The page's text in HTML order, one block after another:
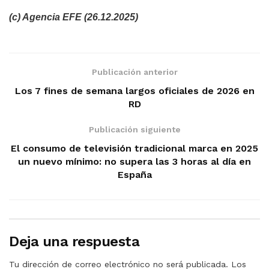
(c) Agencia EFE (26.12.2025)
Publicación anterior
Los 7 fines de semana largos oficiales de 2026 en
RD
Publicación siguiente
El consumo de televisión tradicional marca en 2025
un nuevo mínimo: no supera las 3 horas al día en
España
Deja una respuesta
Tu dirección de correo electrónico no será publicada. Los